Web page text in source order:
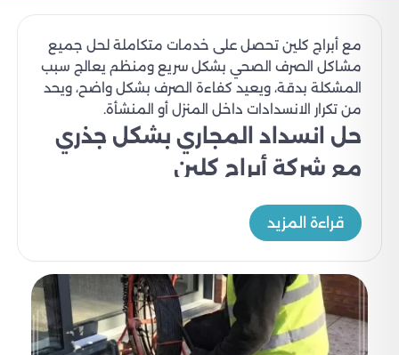
مع أبراج كلين تحصل على خدمات متكاملة لحل جميع
مشاكل الصرف الصحي بشكل سريع ومنظم يعالج سبب
المشكلة بدقة، ويعيد كفاءة الصرف بشكل واضح، ويحد
من تكرار الانسدادات داخل المنزل أو المنشأة.
حل انسداد المجاري بشكل جذري
مع شركة أبراج كلين
كعرض مؤقت، بل يتم الوصول لسبب المشكلة بدقة،
سواء كان دهون متراكمة، ترسبات داخل المواسير، أو
خلل في الخطوط الرئيسية، ثم معالجته بشكل يمنع
تكراره.
نعتمد على استجابة سريعة داخل جازان والأحياء مثل
أبو عريش، صبيا، وصامطة، لأن التأخير يعني توسع
المشكلة داخل المكان. يتم التنفيذ بطريقة منظمة
قراءة المزيد